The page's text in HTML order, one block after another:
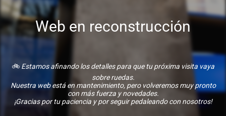
Web en reconstrucción
🚲 Estamos afinando los detalles para que tu próxima visita vaya
sobre ruedas.
Nuestra web está en mantenimiento, pero volveremos muy pronto
con más fuerza y novedades.
¡Gracias por tu paciencia y por seguir pedaleando con nosotros!